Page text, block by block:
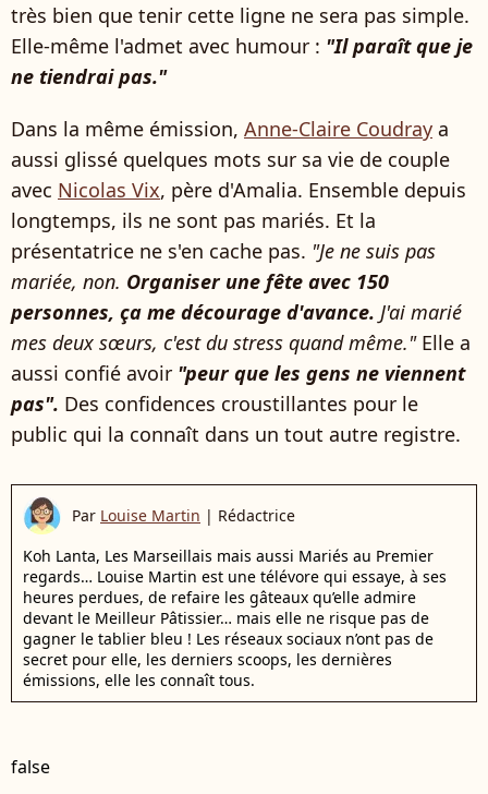
très bien que tenir cette ligne ne sera pas simple.
Elle-même l'admet avec humour : "Il paraît que je
ne tiendrai pas."
Dans la même émission, Anne-Claire Coudray a
aussi glissé quelques mots sur sa vie de couple
avec Nicolas Vix, père d'Amalia. Ensemble depuis
longtemps, ils ne sont pas mariés. Et la
présentatrice ne s'en cache pas. "Je ne suis pas
mariée, non. Organiser une fête avec 150
personnes, ça me décourage d'avance. J'ai marié
mes deux sœurs, c'est du stress quand même." Elle a
aussi confié avoir "peur que les gens ne viennent
pas". Des confidences croustillantes pour le
public qui la connaît dans un tout autre registre.
Par Louise Martin | Rédactrice
Koh Lanta, Les Marseillais mais aussi Mariés au Premier
regards… Louise Martin est une télévore qui essaye, à ses
heures perdues, de refaire les gâteaux qu’elle admire
devant le Meilleur Pâtissier… mais elle ne risque pas de
gagner le tablier bleu ! Les réseaux sociaux n’ont pas de
secret pour elle, les derniers scoops, les dernières
émissions, elle les connaît tous.
false